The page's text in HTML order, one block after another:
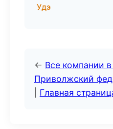
Удэ
← Все компании
Приволжский
Главная